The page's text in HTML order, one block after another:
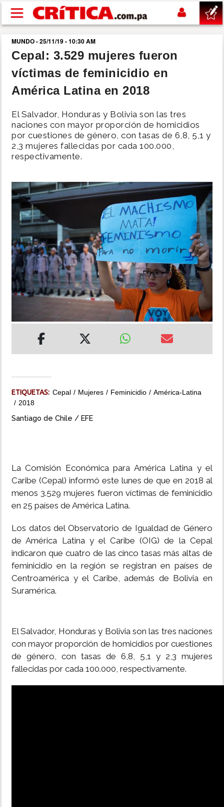
Pasar al contenido principal
buscar
SUCESOS
POLÍTICA
SHOW
DEPORTES
MUNDO
INSÓLITAS
MULTIMEDIA
IMPRESO
MUNDO - 25/11/19 - 10:30 AM
Cepal: 3.529 mujeres fueron
víctimas de feminicidio en
América Latina en 2018
El Salvador, Honduras y Bolivia son las tres
naciones con mayor proporción de homicidios
por cuestiones de género, con tasas de 6,8, 5,1 y
2,3 mujeres fallecidas por cada 100.000,
respectivamente.
ETIQUETAS: Cepal Mujeres Feminicidio
América-Latina
2018
Santiago de Chile / EFE
La Comisión Económica para América Latina y el
Caribe (Cepal) informó este lunes de que en 2018 al
menos 3.529 mujeres fueron víctimas de feminicidio
en 25 países de América Latina.
Los datos del Observatorio de Igualdad de Género
de América Latina y el Caribe (OIG) de la Cepal
indicaron que cuatro de las cinco tasas más altas de
feminicidio en la región se registran en países de
Centroamérica y el Caribe, además de Bolivia en
Suramérica.
El Salvador, Honduras y Bolivia son las tres naciones
con mayor proporción de homicidios por cuestiones
de género, con tasas de 6,8, 5,1 y 2,3 mujeres
fallecidas por cada 100.000, respectivamente.